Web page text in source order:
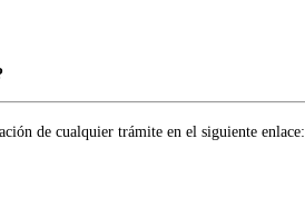
de cualquier trámite en el siguiente enlace: